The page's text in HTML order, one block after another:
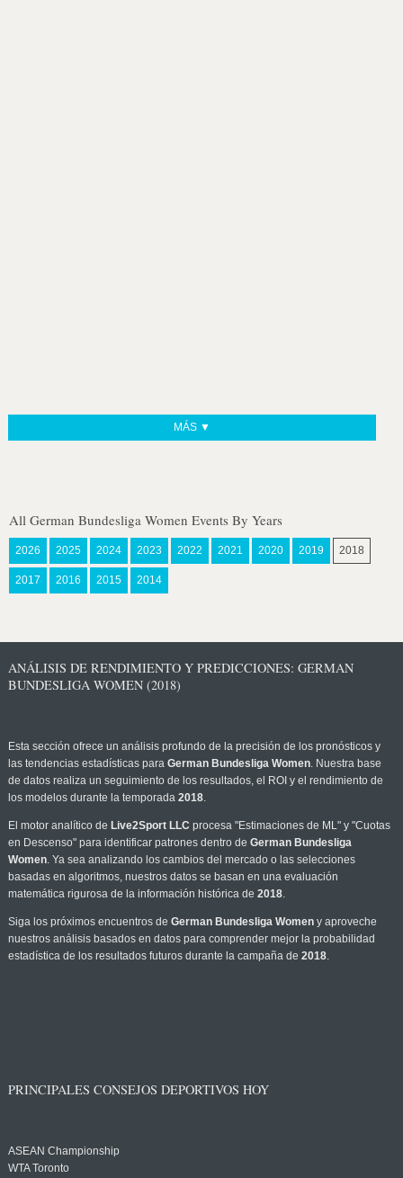
MÁS ▼
All German Bundesliga Women Events By Years
2026 2025 2024 2023 2022 2021 2020 2019 2018
2017 2016 2015 2014
ANÁLISIS DE RENDIMIENTO Y PREDICCIONES: GERMAN
BUNDESLIGA WOMEN (2018)
Esta sección ofrece un análisis profundo de la precisión de los pronósticos y
las tendencias estadísticas para German Bundesliga Women. Nuestra base
de datos realiza un seguimiento de los resultados, el ROI y el rendimiento de
los modelos durante la temporada 2018.
El motor analítico de Live2Sport LLC procesa "Estimaciones de ML" y "Cuotas
en Descenso" para identificar patrones dentro de German Bundesliga
Women. Ya sea analizando los cambios del mercado o las selecciones
basadas en algoritmos, nuestros datos se basan en una evaluación
matemática rigurosa de la información histórica de 2018.
Siga los próximos encuentros de German Bundesliga Womeny aproveche
nuestros análisis basados en datos para comprender mejor la probabilidad
estadística de los resultados futuros durante la campaña de 2018.
PRINCIPALES CONSEJOS DEPORTIVOS HOY
ASEAN Championship
WTA Toronto